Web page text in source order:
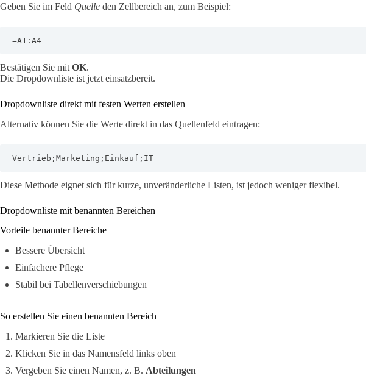
Geben Sie im Feld Quelle den Zellbereich an, zum Beispiel:
=A1:A4
Bestätigen Sie mit OK.
Die Dropdownliste ist jetzt einsatzbereit.
Dropdownliste direkt mit festen Werten erstellen
Alternativ können Sie die Werte direkt in das Quellenfeld eintragen:
Vertrieb;Marketing;Einkauf;IT
Diese Methode eignet sich für kurze, unveränderliche Listen, ist jedoch weniger flexibel.
Dropdownliste mit benannten Bereichen
Vorteile benannter Bereiche
Bessere Übersicht
Einfachere Pflege
Stabil bei Tabellenverschiebungen
So erstellen Sie einen benannten Bereich
Markieren Sie die Liste
Klicken Sie in das Namensfeld links oben
Vergeben Sie einen Namen, z. B. Abteilungen